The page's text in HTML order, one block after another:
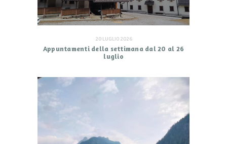
20 LUGLIO 2026
Appuntamenti della settimana dal 20 al 26
luglio